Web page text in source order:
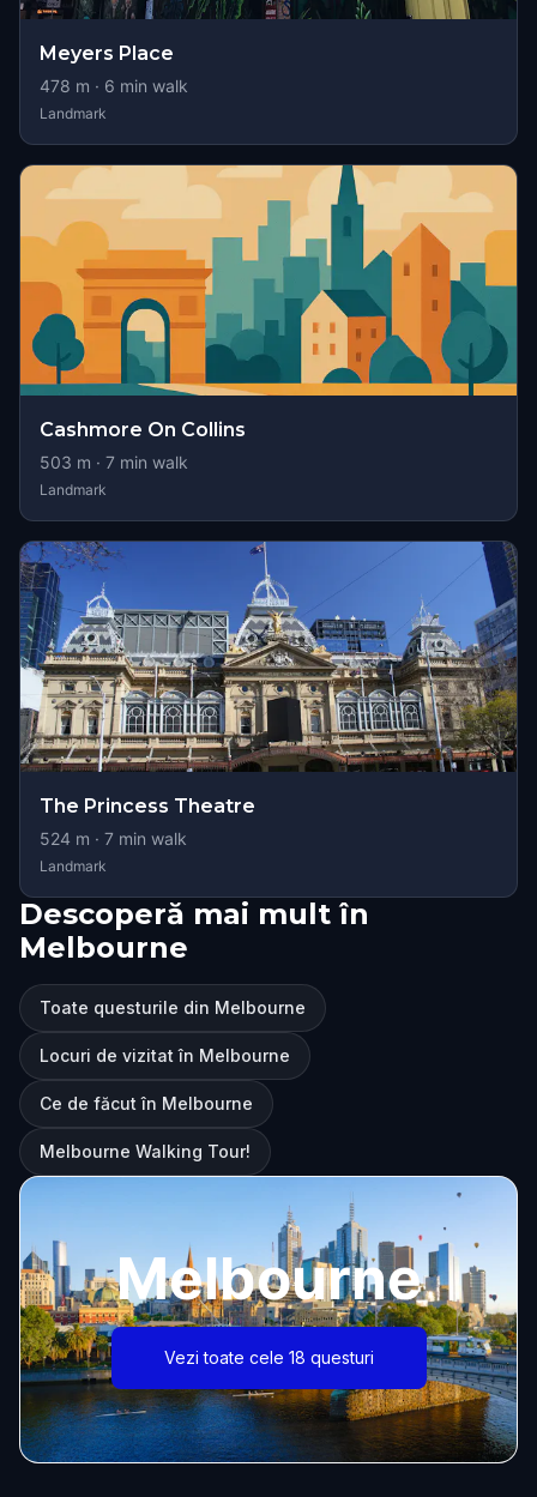
Meyers Place
478 m · 6 min walk
Landmark
Cashmore On Collins
503 m · 7 min walk
Landmark
The Princess Theatre
524 m · 7 min walk
Landmark
Descoperă mai mult în
Melbourne
Toate questurile din Melbourne
Locuri de vizitat în Melbourne
Ce de făcut în Melbourne
Melbourne Walking Tour!
Melbourne
Vezi toate cele 18 questuri